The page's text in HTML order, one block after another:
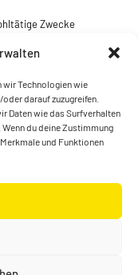
wir Technologien wie
darauf zuzugreifen.
Daten wie das Surfverhalten
du deine Zustimmung
und Funktionen
Zwecke